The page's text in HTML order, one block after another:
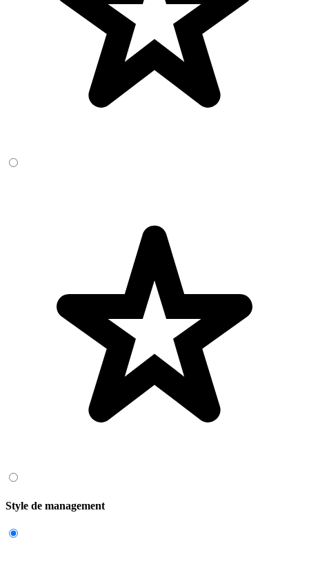
Style de management